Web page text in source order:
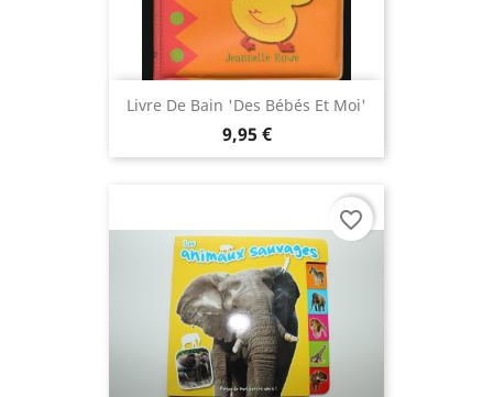
Livre De Bain 'Des Bébés Et Moi'
9,95 €
favorite_border